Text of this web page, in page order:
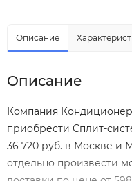
Описание
Описание
Компания
приобрести Сплит-
36 720 руб. в Москве и
отдельно произвести